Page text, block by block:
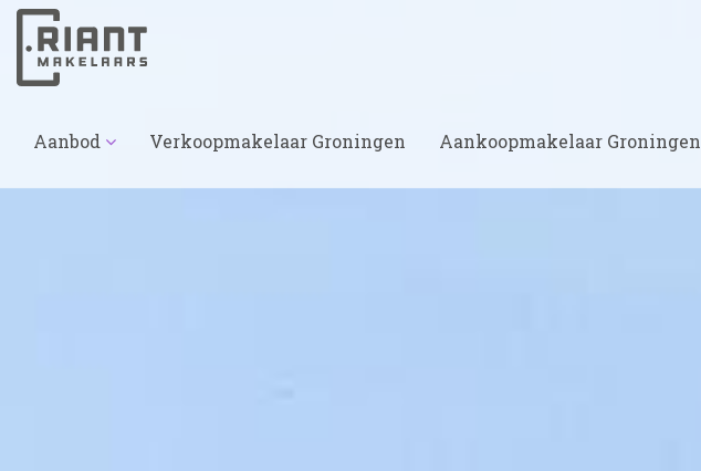
Aanbod Verkoopmakelaar Groningen Aankoopmakelaar Groningen